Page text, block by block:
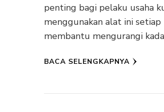
penting bagi pelaku usaha
menggunakan alat ini setiap
membantu mengurangi
BACA SELENGKAPNYA